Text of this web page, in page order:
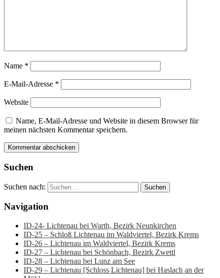
Name *
E-Mail-Adresse *
Website
Name, E-Mail-Adresse und Website in diesem Browser für
meinen nächsten Kommentar speichern.
Suchen
Suchen nach:
Navigation
ID-24- Lichtenau bei Warth, Bezirk Neunkirchen
ID-25 – Schloß Lichtenau im Waldviertel, Bezirk Krems
ID-26 – Lichtenau im Waldviertel, Bezirk Krems
ID-27 – Lichtenau bei Schönbach, Bezirk Zwettl
ID-28 – Lichtenau bei Lunz am See
ID-29 – Lichtenau [Schloss Lichtenau] bei Haslach an der